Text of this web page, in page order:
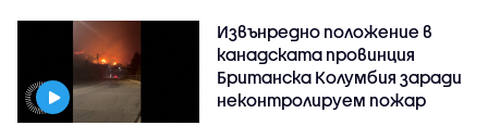
Извънредно положение в
канадската провинция
Британска Колумбия заради
неконтролируем пожар